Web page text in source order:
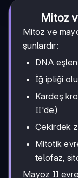
Mitoz
Mitoz ve
şunlardır:
DNA
İğ ipliği
Kardeş
II'de)
Çekirdek
Mitotik
telofaz,
Mayoz II